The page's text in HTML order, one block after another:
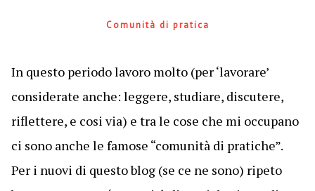
Comunità di pratica
In questo periodo lavoro molto (per ‘lavorare’
considerate anche: leggere, studiare, discutere,
riflettere, e cosi via) e tra le cose che mi occupano
ci sono anche le famose “comunità di pratiche”.
Per i nuovi di questo blog (se ce ne sono) ripeto